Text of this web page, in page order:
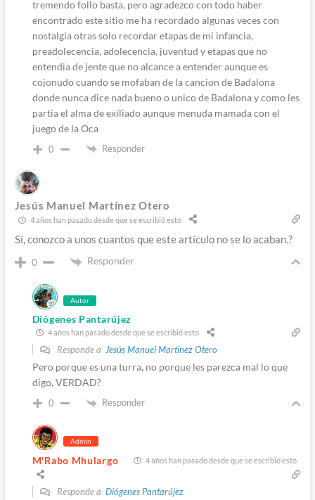
tremendo follo basta, pero agradezco con todo haber
encontrado este sitio me ha recordado algunas veces con
nostalgia otras solo recordar etapas de mi infancia,
preadolecencia, adolecencia, juventud y etapas que no
entendia de jente que no alcance a entender aunque es
cojonudo cuando se mofaban de la cancion de Badalona
donde nunca dice nada bueno o unico de Badalona y como les
partia el alma de exiliado aunque menuda mamada con el
juego de la Oca
0 Responder
Jesús Manuel Martínez Otero
4 años han pasado desde que se escribió esto
Sí, conozco a unos cuantos que este artículo no se lo acaban.?
0 Responder
Autor
Diógenes Pantarújez
4 años han pasado desde que se escribió esto
Responde a Jesús Manuel Martínez Otero
Pero porque es una turra, no porque les parezca mal lo que
digo, VERDAD?
0 Responder
Admin
M'Rabo Mhulargo 4 años han pasado desde que se escribió esto
Responde a Diógenes Pantarújez